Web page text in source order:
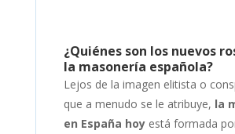
¿Quiénes son los nuevos
la masonería española?
Lejos de la imagen elitista o
que a menudo se le atribuye, la
en España hoyestá formada